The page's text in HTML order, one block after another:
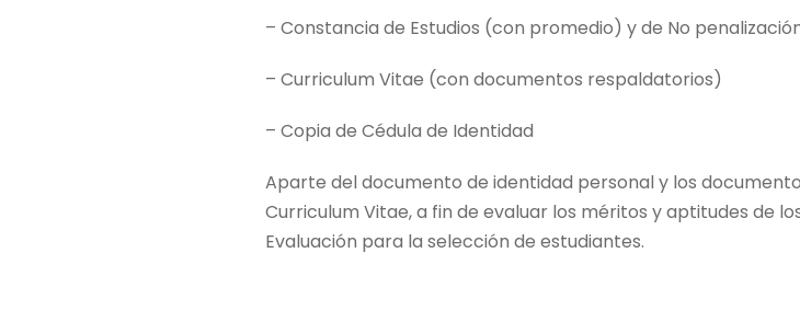
– Constancia de Estudios (con promedio) y de No
– Curriculum Vitae (con documentos respaldatorios)
– Copia de Cédula de Identidad
Aparte del documento de identidad personal y los
Curriculum Vitae, a fin de evaluar los méritos y aptitudes de
Evaluación para la selección de estudiantes.